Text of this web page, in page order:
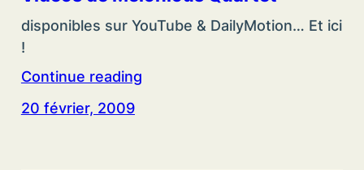
disponibles sur YouTube & DailyMotion… Et ici
!
Continue reading
20 février, 2009